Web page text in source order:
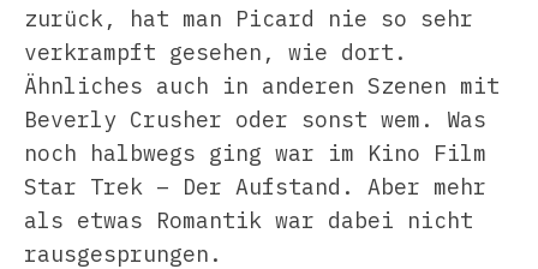
zurück, hat man Picard nie so sehr
verkrampft gesehen, wie dort.
Ähnliches auch in anderen Szenen mit
Beverly Crusher oder sonst wem. Was
noch halbwegs ging war im Kino Film
Star Trek – Der Aufstand. Aber mehr
als etwas Romantik war dabei nicht
rausgesprungen.